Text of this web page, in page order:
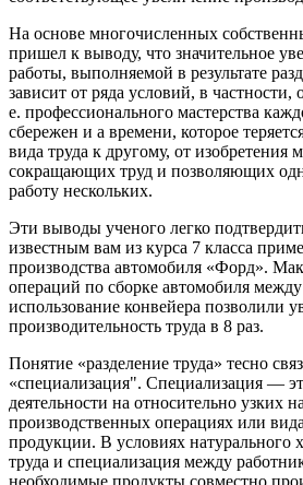
На основе многочисленных
пришел к выводу, что значительное
работы, выполняемой в результате
зависит от ряда условий, в частности,
е. профессионального мастерства
сбережен и а времени, которое
вида труда к другому, от
сокращающих труд и позволяющих
работу нескольких.
Эти выводы ученого легко
известным вам из курса 7 класса
производства автомобиля «Форд».
операций по сборке автомобиля
использование конвейера позволили
производительность труда в 8 раз.
Понятие «разделение труда» тесно
«специализация". Специализация —
деятельности на относительно узких
производственных операциях или
продукции. В условиях натурального
труда и специализация между
необходимые продукты совместно